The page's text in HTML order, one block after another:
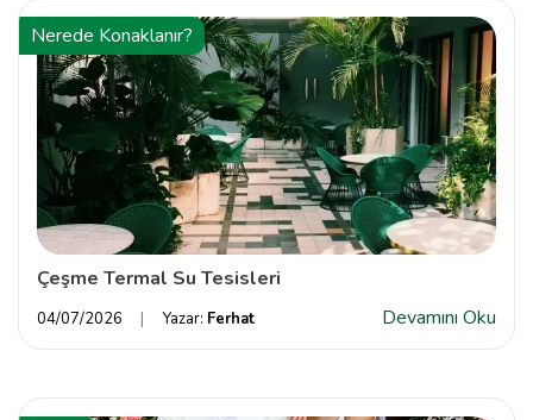
Nerede Konaklanır?
Çeşme Termal Su Tesisleri
04/07/2026 Yazar: Ferhat Devamını Oku